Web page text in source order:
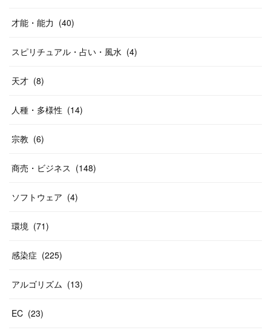
才能・能力 (40)
スピリチュアル・占い・風水 (4)
天才 (8)
人種・多様性 (14)
宗教 (6)
商売・ビジネス (148)
ソフトウェア (4)
環境 (71)
感染症 (225)
アルゴリズム (13)
EC (23)